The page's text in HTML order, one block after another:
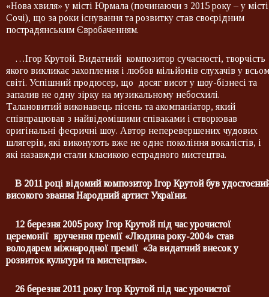
«Нова хвиля» у місті Юрмала (починаючи з 2015 року – у місті
Сочі), що за роки існування та розвитку став своєрідним
пострадянським Євробаченням.
…Ігор Крутой. Видатний композитор сучасності, творчість
якого викликає захоплення і любов мільйонів слухачів у
світі. Успішний продюсер, що досяг висот у шоу-бізнесі та
запалив не одну зірку на музикальному небосхилі.
Талановитий виконавець пісень та акомпаніатор, який
співпрацював з найвідомішими співаками і створював
оригінальні феєричні шоу. Автор неперевершених чудових
шлягерів, які виконують вже не одне покоління вокалістів, і
які назавжди стали класикою естрадного мистецтва.
В 2011 році відомий композитор Ігор Крутой був
високого звання Народний артист України.
12 березня 2005 року Ігор Крутой під час урочистої
церемонії вручення премії «Людина року-2004» став
володарем міжнародної премії «За видатний внесок у
розвиток культури та мистецтва».
26 березня 2011 року Ігор Крутой під час урочистої